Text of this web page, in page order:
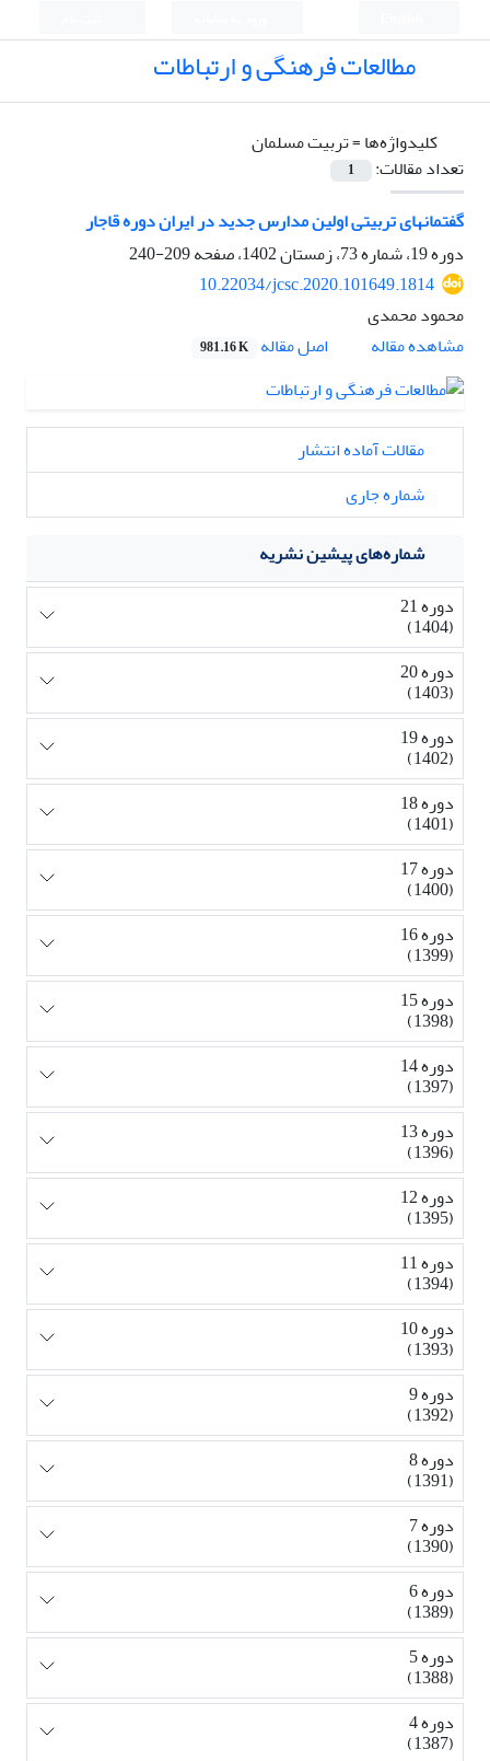
مطالعات فرهنگی و ارتباطات
کلیدواژه‌ها =تربیت مسلمان
تعداد مقالات:
1
گفتمانهای تربیتی اولین مدارس جدید در ایران دوره قاجار
دوره 19، شماره 73، زمستان 1402، صفحه
209-240
10.22034/jcsc.2020.101649.1814
محمود محمدی
مشاهده مقاله
اصل مقاله 981.16 K
مقالات آماده انتشار
شماره جاری
شماره‌های پیشین نشریه
دوره 21
(1404)
دوره 20
(1403)
دوره 19
(1402)
دوره 18
(1401)
دوره 17
(1400)
دوره 16
(1399)
دوره 15
(1398)
دوره 14
(1397)
دوره 13
(1396)
دوره 12
(1395)
دوره 11
(1394)
دوره 10
(1393)
دوره 9
(1392)
دوره 8
(1391)
دوره 7
(1390)
دوره 6
(1389)
دوره 5
(1388)
دوره 4
(1387)